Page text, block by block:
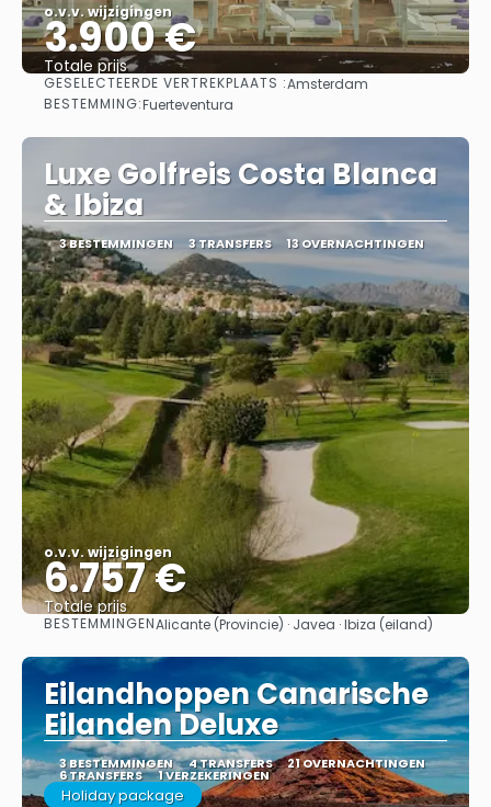
o.v.v. wijzigingen
3.900 €
Totale prijs
Bekijk
GESELECTEERDE VERTREKPLAATS :Amsterdam
BESTEMMING:Fuerteventura
Luxe Golfreis Costa Blanca
& Ibiza
3 BESTEMMINGEN 3 TRANSFERS 13 OVERNACHTINGEN
o.v.v. wijzigingen
6.757 €
Totale prijs
Bekijk
BESTEMMINGENAlicante (Provincie) · Javea · Ibiza (eiland)
Eilandhoppen Canarische
Eilanden Deluxe
3 BESTEMMINGEN 4 TRANSFERS 21 OVERNACHTINGEN
6 TRANSFERS 1 VERZEKERINGEN
Holiday package